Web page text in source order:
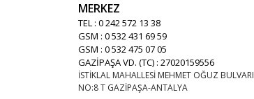
MERKEZ
TEL : 0 242 572 13 38
GSM : 0 532 431 69 59
GSM : 0 532 475 07 05
GAZİPAŞA VD. (TC) : 27020159556
İSTİKLAL MAHALLESİ MEHMET OĞUZ BULVARI
NO:8 T GAZİPAŞA-ANTALYA